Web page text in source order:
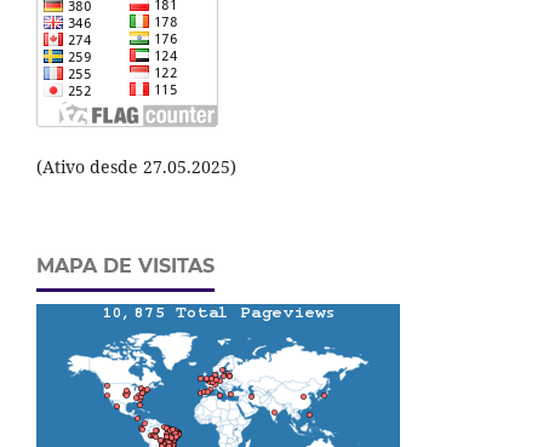
(Ativo desde 27.05.2025)
MAPA DE VISITAS